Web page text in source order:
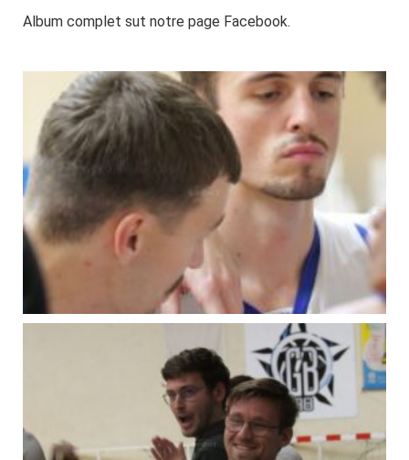
Album complet sut notre page Facebook.